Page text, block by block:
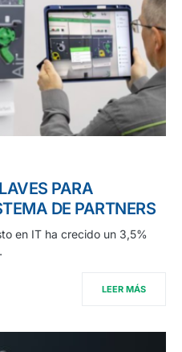
PARA
DE PARTNERS
en IT ha crecido un 3,5%
LEER MÁS